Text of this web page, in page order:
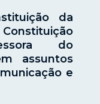
da
do
assuntos
e